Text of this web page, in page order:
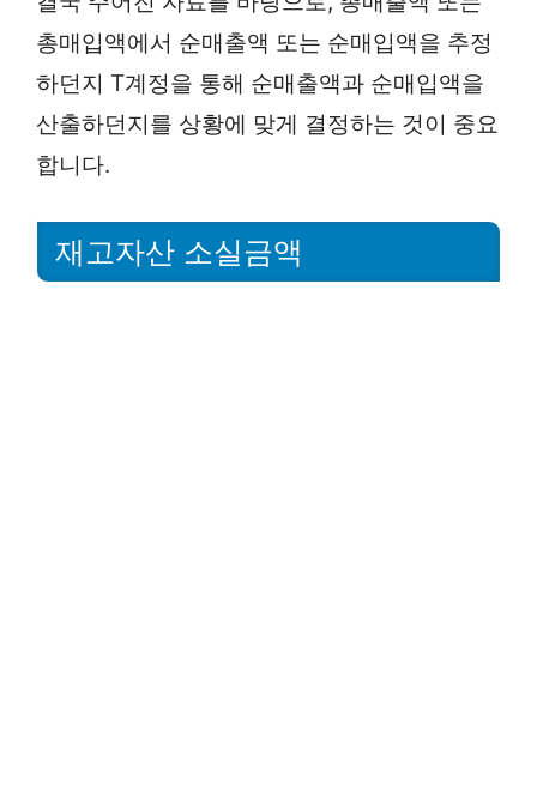
총매입액에서 순매출액 또는 순매입액을 추정
하던지 T계정을 통해 순매출액과 순매입액을
산출하던지를 상황에 맞게 결정하는 것이 중요
합니다.
재고자산 소실금액